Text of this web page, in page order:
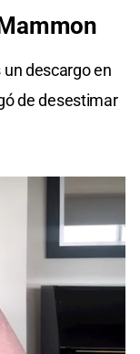
descargo en
de desestimar